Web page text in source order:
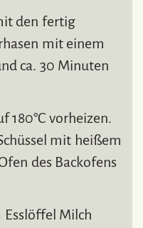
den fertig
mit einem
ca. 30 Minuten
180°C vorheizen.
mit heißem
des Backofens
Esslöffel Milch